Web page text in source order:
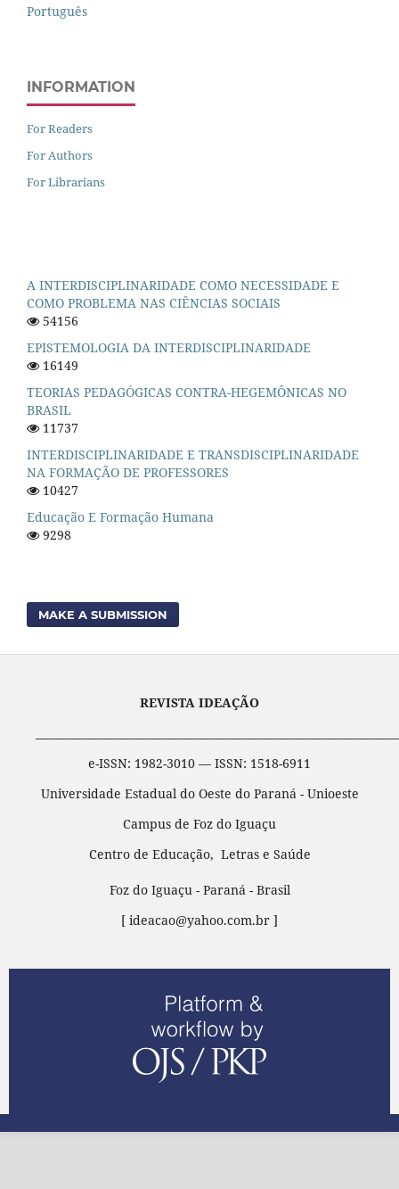
Português
INFORMATION
For Readers
For Authors
For Librarians
A INTERDISCIPLINARIDADE COMO NECESSIDADE E
COMO PROBLEMA NAS CIÊNCIAS SOCIAIS
54156
EPISTEMOLOGIA DA INTERDISCIPLINARIDADE
16149
TEORIAS PEDAGÓGICAS CONTRA-HEGEMÔNICAS NO
BRASIL
11737
INTERDISCIPLINARIDADE E TRANSDISCIPLINARIDADE
NA FORMAÇÃO DE PROFESSORES
10427
Educação E Formação Humana
9298
MAKE A SUBMISSION
REVISTA IDEAÇÃO
e-ISSN: 1982-3010 — ISSN: 1518-6911
Universidade Estadual do Oeste do Paraná - Unioeste
Campus de Foz do Iguaçu
Centro de Educação, Letras e Saúde
Foz do Iguaçu - Paraná - Brasil
[ ideacao@yahoo.com.br ]